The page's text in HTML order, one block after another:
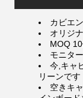
カビエ
オリジ
MOQ
モニタ
今,キャ
リーンです
空きキ